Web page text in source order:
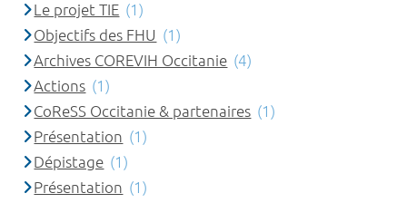
Le projet TIE (1)
Objectifs des FHU (1)
Archives COREVIH Occitanie (4)
Actions (1)
CoReSS Occitanie & partenaires (1)
Présentation (1)
Dépistage (1)
Présentation (1)